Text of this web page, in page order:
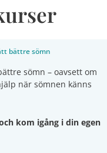
bättre sömn
sömn – oavsett om
när sömnen känns
kom igång i din egen